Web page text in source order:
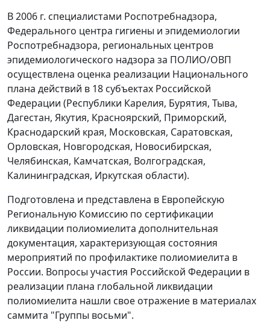
В 2006 г. специалистами Роспотребнадзора,
Федерального центра гигиены и эпидемиологии
Роспотребнадзора, региональных центров
эпидемиологического надзора за ПОЛИО/ОВП
осуществлена оценка реализации Национального
плана действий в 18 субъектах Российской
Федерации (Республики Карелия, Бурятия, Тыва,
Дагестан, Якутия, Красноярский, Приморский,
Краснодарский края, Московская, Саратовская,
Орловская, Новгородская, Новосибирская,
Челябинская, Камчатская, Волгоградская,
Калининградская, Иркутская области).
Подготовлена и представлена в Европейскую
Региональную Комиссию по сертификации
ликвидации полиомиелита дополнительная
документация, характеризующая состояния
мероприятий по профилактике полиомиелита в
России. Вопросы участия Российской Федерации в
реализации плана глобальной ликвидации
полиомиелита нашли свое отражение в материалах
саммита "Группы восьми".